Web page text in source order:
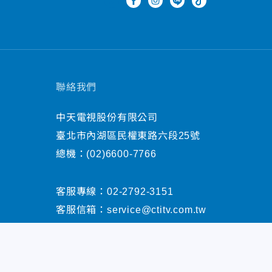
聯絡我們
中天電視股份有限公司
臺北市內湖區民權東路六段25號
總機： (02)6600-7766
客服專線： 02-2792-3151
客服信箱： service@ctitv.com.tw